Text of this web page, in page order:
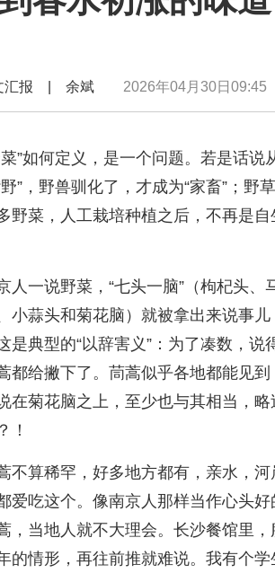
文汇报 | 余斌 2026年04月30日09:45
菜”如何定义，是一个问题。若是话说
”，野兽驯化了，才成为“家畜”；野
野菜，人工栽培种植之后，不再是
人一说野菜，“七头一脑”（枸杞头、
小蒜头和菊花脑）就被拿出来说事儿
是典型的“以辞害义”：为了凑数，说
都给撇下了。茼蒿似乎各地都能见
在菊花脑之上，至少也与其相当，
！
不算稀罕，好多地方都有，亲水，
爱吃这个。像南京人那样当作心头
，当地人就不大理会。长沙餐馆里
的情形，再往前推就难说。我有个